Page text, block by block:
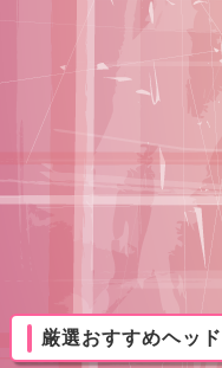
厳選おすすめヘッ